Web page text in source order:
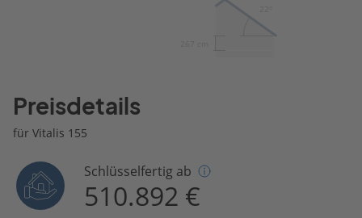
Preisdetails
für Vitalis 155
Schlüsselfertig ab
510.892 €